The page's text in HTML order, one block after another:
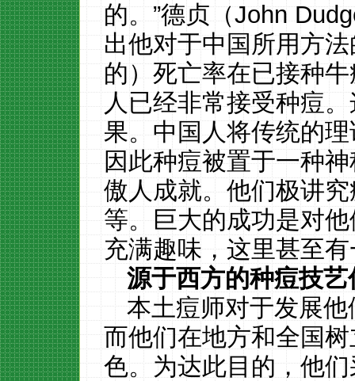
的。”德贞（John
出他对于中国所用方
的）死亡率在已接种
人已经非常接受种痘
果。中国人将传统的
因此种痘被置于一种
傲人成就。他们极讲
等。巨大的成功是对
充满趣味，这里甚至
源于西方的种痘技
本土痘师对于发展
而他们在地方和全国
色。为达此目的，他